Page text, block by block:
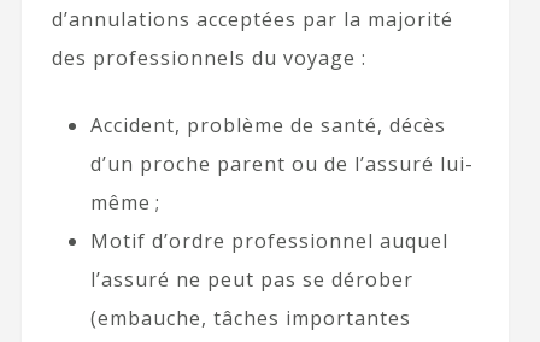
d’annulations acceptées par la majorité
des professionnels du voyage :
Accident, problème de santé, décès
d’un proche parent ou de l’assuré lui-
même ;
Motif d’ordre professionnel auquel
l’assuré ne peut pas se dérober
(embauche, tâches importantes